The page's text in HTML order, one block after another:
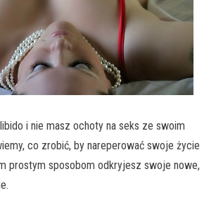
i nie masz ochoty na seks ze swoim
co zrobić, by nareperować swoje życie
prostym sposobom odkryjesz swoje nowe,